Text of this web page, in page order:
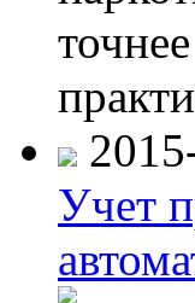
Учет